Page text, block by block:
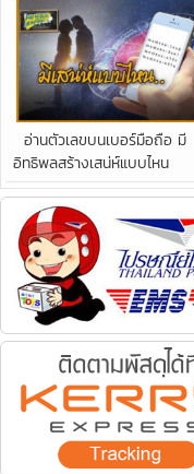
อ่านตัวเลขบนเบอร์มือถือ มี
อิทธิพลสร้างเสน่ห์แบบไหน